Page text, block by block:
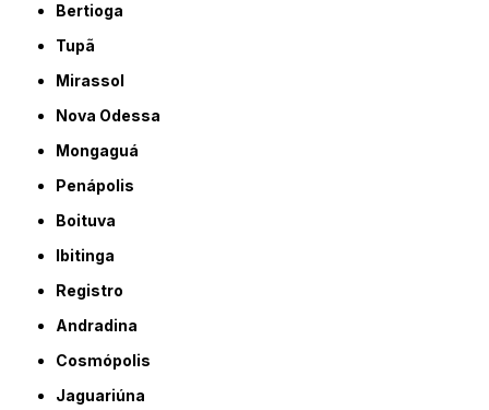
Bertioga
Tupã
Mirassol
Nova Odessa
Mongaguá
Penápolis
Boituva
Ibitinga
Registro
Andradina
Cosmópolis
Jaguariúna